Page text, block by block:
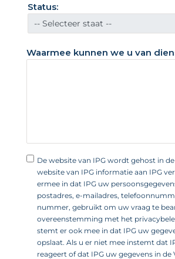
e
S
a
Status:
Waarmee kunnen we u van
De website van IPG wordt gehost in de
website van IPG informatie aan IPG
ermee in dat IPG uw
postadres, e-mailadres,
nummer, gebruikt om uw vraag te
overeenstemming met het
stemt er ook mee in dat IPG uw
opslaat. Als u er niet mee instemt dat
reageert of dat IPG uw gegevens in de